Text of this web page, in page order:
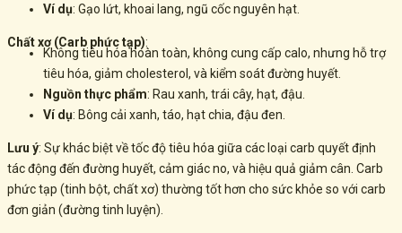
Ví dụ: Gạo lứt, khoai lang, ngũ cốc nguyên hạt.
Chất xơ (Carb phức tạp):
Không tiêu hóa hoàn toàn, không cung cấp calo, nhưng hỗ trợ
tiêu hóa, giảm cholesterol, và kiểm soát đường huyết.
Nguồn thực phẩm: Rau xanh, trái cây, hạt, đậu.
Ví dụ: Bông cải xanh, táo, hạt chia, đậu đen.
Lưu ý: Sự khác biệt về tốc độ tiêu hóa giữa các loại carb quyết định
tác động đến đường huyết, cảm giác no, và hiệu quả giảm cân. Carb
phức tạp (tinh bột, chất xơ) thường tốt hơn cho sức khỏe so với carb
đơn giản (đường tinh luyện).